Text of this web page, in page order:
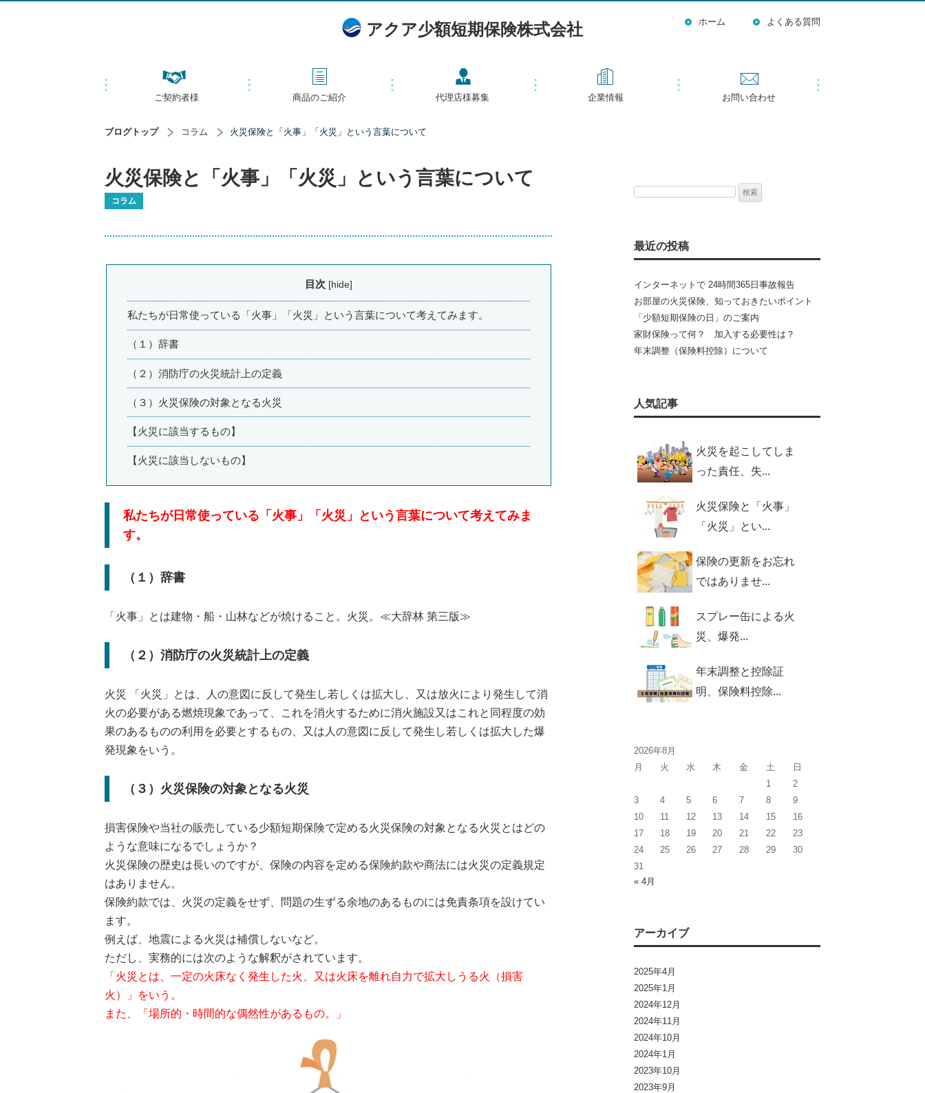
アクア少額短期保険株式会社 ホーム よくある質問
ご契約者様 商品のご紹介 代理店様募集 企業情報 お問い合わせ
ブログトップ コラム 火災保険と「火事」「火災」という言葉について
火災保険と「火事」「火災」という言葉について
コラム
目次 [hide]
私たちが日常使っている「火事」「火災」という言葉について考えてみます。
（１）辞書
（２）消防庁の火災統計上の定義
（３）火災保険の対象となる火災
【火災に該当するもの】
【火災に該当しないもの】
私たちが日常使っている「火事」「火災」という言葉について考えてみま
す。
（１）辞書
「火事」とは建物・船・山林などが焼けること。火災。≪大辞林 第三版≫
（２）消防庁の火災統計上の定義
火災 「火災」とは、人の意図に反して発生し若しくは拡大し、又は放火により発生して消
火の必要がある燃焼現象であって、これを消火するために消火施設又はこれと同程度の効
果のあるものの利用を必要とするもの、又は人の意図に反して発生し若しくは拡大した爆
発現象をいう。
（３）火災保険の対象となる火災
損害保険や当社の販売している少額短期保険で定める火災保険の対象となる火災とはどの
ような意味になるでしょうか？
火災保険の歴史は長いのですが、保険の内容を定める保険約款や商法には火災の定義規定
はありません。
保険約款では、火災の定義をせず、問題の生ずる余地のあるものには免責条項を設けてい
ます。
例えば、地震による火災は補償しないなど。
ただし、実務的には次のような解釈がされています。
「火災とは、一定の火床なく発生した火、又は火床を離れ自力で拡大しうる火（損害
火）」をいう。
また、「場所的・時間的な偶然性があるもの。」
検
最近の投稿
インターネットで 24時間365日事故報告
お部屋の火災保険、知っておきたいポイント
「少額短期保険の日」のご案内
家財保険って何？ 加入する必要性は？
年末調整（保険料控除）について
人気記事
火災を起こしてしま
った責任、失...
火災保険と「火事」
「火災」とい...
保険の更新をお忘れ
ではありませ...
スプレー缶による火
災、爆発...
年末調整と控除証
明、保険料控除...
2026年8月
月
火 水 木 金 土
日
1
2
3
4 5 6 7 8
9
10
11 12 13 14 15
16
17
18 19 20 21 22
23
24
25 26 27 28 29
30
31
« 4月
アーカイブ
2025年4月
2025年1月
2024年12月
2024年11月
2024年10月
2024年1月
2023年10月
2023年9月